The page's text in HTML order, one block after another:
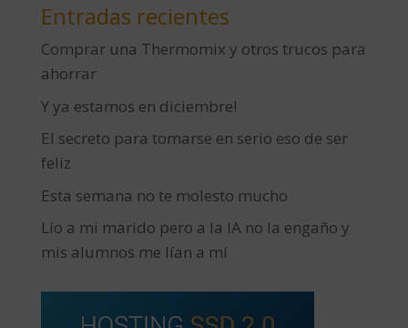
Entradas recientes
Comprar una Thermomix y otros trucos para
ahorrar
Y ya estamos en diciembre!
El secreto para tomarse en serio eso de ser
feliz
Esta semana no te molesto mucho
Lío a mi marido pero a la IA no la engaño y
mis alumnos me lían a mí